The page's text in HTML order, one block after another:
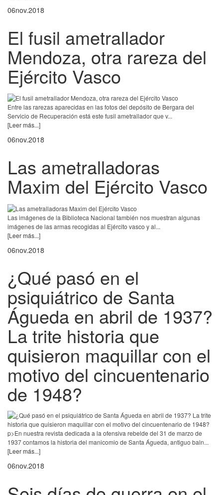
06nov.2018
El fusil ametrallador
Mendoza, otra rareza del
Ejército Vasco
Entre las rarezas aparecidas en las fotos del depósito de Bergara del
Servicio de Recuperación está este fusil ametrallador que v...
[Leer más...]
06nov.2018
Las ametralladoras
Maxim del Ejército Vasco
Las imágenes de la Biblioteca Nacional también nos muestran algunas
imágenes de las armas recogidas al Ejército vasco y al...
[Leer más...]
06nov.2018
¿Qué pasó en el
psiquiátrico de Santa
Águeda en abril de 1937?
La trite historia que
quisieron maquillar con el
motivo del cincuentenario
de 1948?
p>En nuestra revista dedicada a la ofensiva rebelde del 31 de marzo de
1937 contamos la historia del manicomio de Santa Águeda, antiguo baln...
[Leer más...]
06nov.2018